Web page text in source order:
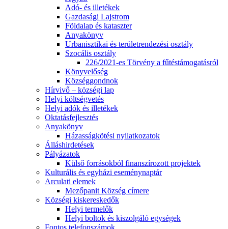
Adó- és illetékek
Gazdasági Lajstrom
Földalap és kataszter
Anyakönyv
Urbanisztikai és területrendezési osztály
Szocális osztály
226/2021-es Törvény a fűtéstámogatásról
Könyvelőség
Községgondnok
Hírvivő – községi lap
Helyi költségvetés
Helyi adók és illetékek
Oktatásfejlesztés
Anyakönyv
Házasságkötési nyilatkozatok
Álláshirdetések
Pályázatok
Külső forrásokból finanszírozott projektek
Kulturális és egyházi eseménynaptár
Arculati elemek
Mezőpanit Község címere
Községi kiskereskedők
Helyi termelők
Helyi boltok és kiszolgáló egységek